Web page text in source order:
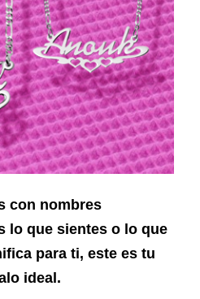
con nombres
lo que sientes o lo que
para ti, este es tu
ideal.